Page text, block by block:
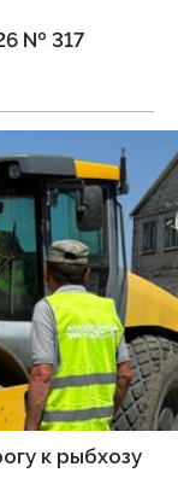
№ 317
к рыбхозу